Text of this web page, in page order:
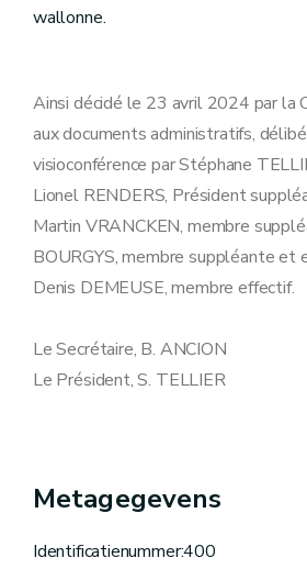
wallonne.
Ainsi décidé le 23 avril 2024 par la
aux documents administratifs,
visioconférence par Stéphane
Lionel RENDERS, Président
Martin VRANCKEN, membre
BOURGYS, membre suppléante et
Denis DEMEUSE, membre effectif.
Le Secrétaire, B. ANCION
Le Président, S. TELLIER
Metagegevens
Identificatienummer:400